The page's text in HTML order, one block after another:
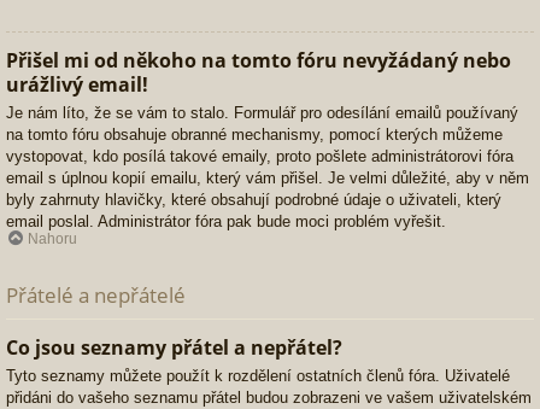
Přišel mi od někoho na tomto fóru nevyžádaný nebo
urážlivý email!
Je nám líto, že se vám to stalo. Formulář pro odesílání emailů používaný
na tomto fóru obsahuje obranné mechanismy, pomocí kterých můžeme
vystopovat, kdo posílá takové emaily, proto pošlete administrátorovi fóra
email s úplnou kopií emailu, který vám přišel. Je velmi důležité, aby v něm
byly zahrnuty hlavičky, které obsahují podrobné údaje o uživateli, který
email poslal. Administrátor fóra pak bude moci problém vyřešit.
Nahoru
Přátelé a nepřátelé
Co jsou seznamy přátel a nepřátel?
Tyto seznamy můžete použít k rozdělení ostatních členů fóra. Uživatelé
přidáni do vašeho seznamu přátel budou zobrazeni ve vašem uživatelském